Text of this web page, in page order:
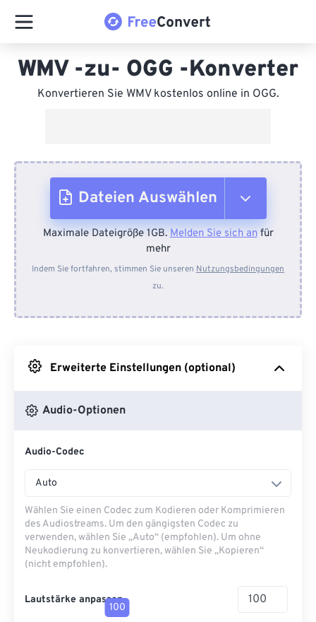
WMV -zu- OGG -Konverter
Konvertieren Sie WMV kostenlos online in OGG.
Dateien Auswählen
Vom Gerät
Von Dropbox
Maximale Dateigröße 1GB.Melden Sie sich anfür
mehr
Indem Sie fortfahren, stimmen Sie unseren Nutzungsbedingungen
zu.
Erweiterte Einstellungen (optional)
Audio-Optionen
Audio-Codec
Auto
Wählen Sie einen Codec zum Kodieren oder Komprimieren
des Audiostreams. Um den gängigsten Codec zu
verwenden, wählen Sie „Auto“ (empfohlen). Um ohne
Neukodierung zu konvertieren, wählen Sie „Kopieren“
(nicht empfohlen).
Lautstärke anpassen
100